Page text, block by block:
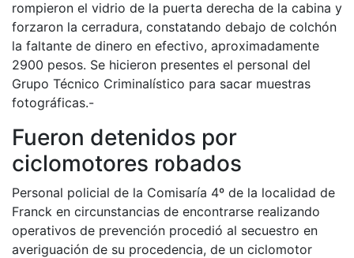
rompieron el vidrio de la puerta derecha de la cabina y
forzaron la cerradura, constatando debajo de colchón
la faltante de dinero en efectivo, aproximadamente
2900 pesos. Se hicieron presentes el personal del
Grupo Técnico Criminalístico para sacar muestras
fotográficas.-
Fueron detenidos por
ciclomotores robados
Personal policial de la Comisaría 4º de la localidad de
Franck en circunstancias de encontrarse realizando
operativos de prevención procedió al secuestro en
averiguación de su procedencia, de un ciclomotor